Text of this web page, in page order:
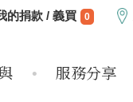
的捐款 / 義買 0
服務分享